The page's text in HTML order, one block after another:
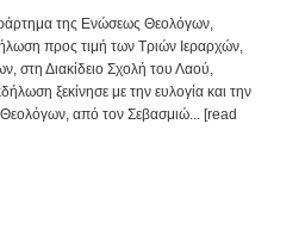
της Ενώσεως Θεολόγων,
προς τιμή των Τριών Ιεραρχών,
στη Διακίδειο Σχολή του Λαού,
ξεκίνησε με την ευλογία και την
από τον Σεβασμιώ... [read